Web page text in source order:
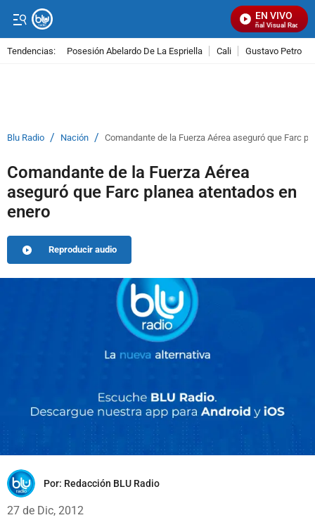
EN VIVO
Señal Visual Radio
Tendencias: Posesión Abelardo De La Espriella Cali Gustavo Petro
Blu Radio / Nación / Comandante de la Fuerza Aérea aseguró que Farc
Comandante de la Fuerza Aérea
aseguró que Farc planea atentados en
enero
Reproducir audio
Por: Redacción BLU Radio
27 de Dic, 2012